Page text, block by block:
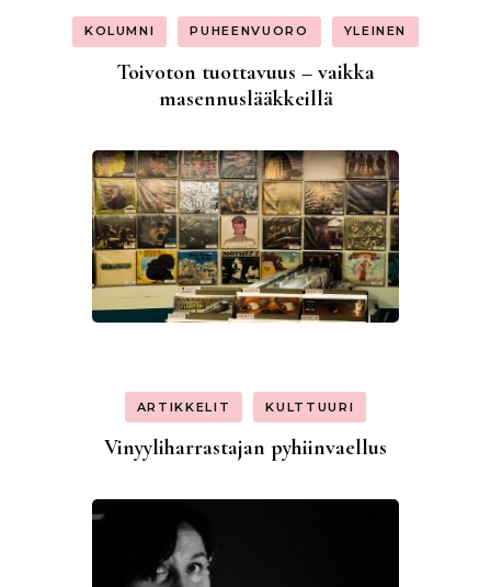
KOLUMNI PUHEENVUORO YLEINEN
Toivoton tuottavuus – vaikka
masennuslääkkeillä
ARTIKKELIT KULTTUURI
Vinyyliharrastajan pyhiinvaellus